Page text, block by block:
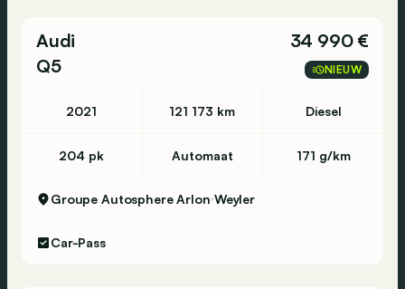
Airbag bestuurder
Audi
Q5
34 990 €
NIEUW
2021 121 173 km Diesel
204 pk Automaat 171 g/km
Groupe Autosphere Arlon Weyler
Car-Pass